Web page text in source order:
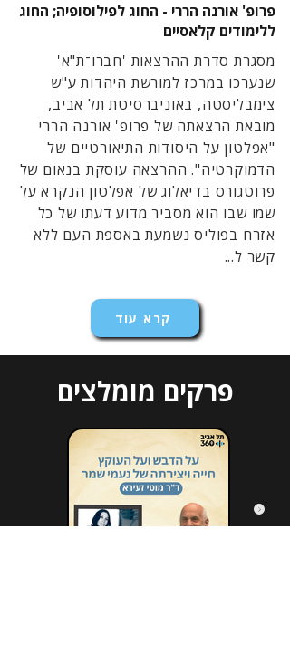
פרופ' אורנה הררי - החוג לפילוסופיה; החוג
ללימודים קלאסיים
מסגרת סדרת ההרצאות 'חברו־ת"א'
שנערכו במרכז למורשת היהדות ע"ש
צימבליסטה, באוניברסיטת תל אביב,
מובאת הרצאתה של פרופ' אורנה הררי
"אפלטון על היסודות התיאורטיים של
הדמוקרטיה". ההרצאה עוסקת בנאום של
פרוטגורס בדיאלוג של אפלטון הנקרא על
שמו שבו הוא מסביר מדוע דעתו של כל
אזרח בפוליס נשמעת באספת העם ללא
קשר ל...
קרא עוד
פרקים מומלצים